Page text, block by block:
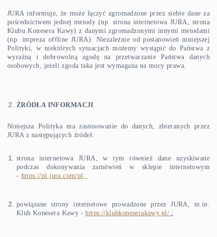
JURA informuje, że może łączyć zgromadzone przez siebie dane za
pośrednictwem jednej metody (np. strona internetowa JURA, strona
Klubu Konesera Kawy) z danymi zgromadzonymi innymi metodami
(np. impreza offline JURA). Niezależnie od postanowień niniejszej
Polityki, w niektórych sytuacjach możemy wystąpić do Państwa z
wyraźną i dobrowolną zgodę na przetwarzanie Państwa danych
osobowych, jeżeli zgoda taka jest wymagana na mocy prawa.
ŹRÓDŁA INFORMACJI
Niniejsza Polityka ma zastosowanie do danych, zbieranych przez
JURA z następujących źródeł:
strona internetowa JURA, w tym również dane uzyskiwane
podczas dokonywania zamówień w sklepie internetowym
- https://pl.jura.com/pl;
powiązane strony internetowe prowadzone przez JURA, m.in.
Klub Konesera Kawy -https://klubkoneserakawy.pl/ ;